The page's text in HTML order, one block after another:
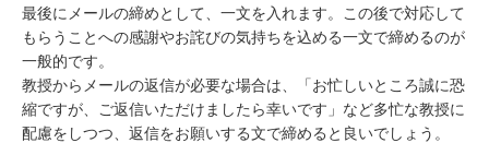
最後にメールの締めとして、一文を入れます。この後で対応して
もらうことへの感謝やお詫びの気持ちを込める一文で締めるのが
一般的です。
教授からメールの返信が必要な場合は、「お忙しいところ誠に恐
縮ですが、ご返信いただけましたら幸いです」など多忙な教授に
配慮をしつつ、返信をお願いする文で締めると良いでしょう。